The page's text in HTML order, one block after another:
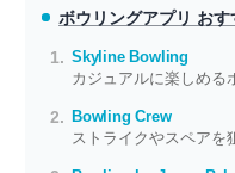
ボウリングアプリ おす
Skyline Bowling
Bowling Crew
ストライクやスペア